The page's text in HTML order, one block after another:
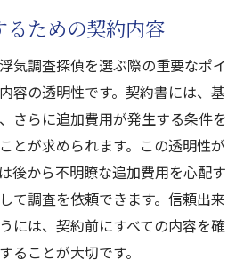
るための契約内容
気調査探偵を選ぶ際の重要なポイ
容の透明性です。契約書には、基
さらに追加費用が発生する条件を
とが求められます。この透明性が
後から不明瞭な追加費用を心配す
て調査を依頼できます。信頼出来
には、契約前にすべての内容を確
ることが大切です。